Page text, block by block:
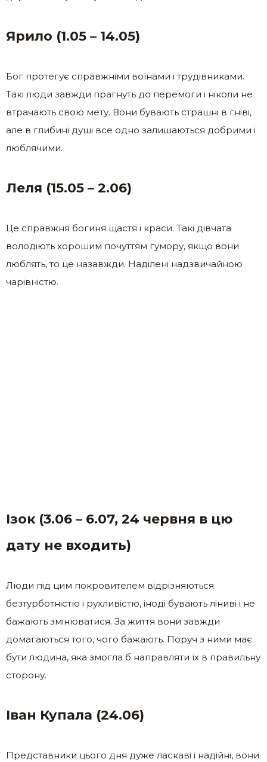
Ярило (1.05 – 14.05)
Бог протегує справжніми воїнами і трудівниками.
Такі люди завжди прагнуть до перемоги і ніколи не
втрачають свою мету. Вони бувають страшні в гніві,
але в глибині душі все одно залишаються добрими і
люблячими.
Леля (15.05 – 2.06)
Це справжня богиня щастя і краси. Такі дівчата
володіють хорошим почуттям гумору, якщо вони
люблять, то це назавжди. Наділені надзвичайною
чарівністю.
Ізок (3.06 – 6.07, 24 червня в цю
дату не входить)
Люди під цим покровителем відрізняються
безтурботністю і рухливістю, іноді бувають ліниві і не
бажають змінюватися. За життя вони завжди
домагаються того, чого бажають. Поруч з ними має
бути людина, яка змогла б направляти їх в правильну
сторону.
Іван Купала (24.06)
Представники цього дня дуже ласкаві і надійні, вони